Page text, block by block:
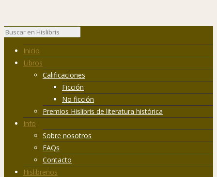
Inicio
Libros
Calificaciones
Ficción
No ficción
Premios Hislibris de literatura histórica
Info
Sobre nosotros
FAQs
Contacto
Hislibreños